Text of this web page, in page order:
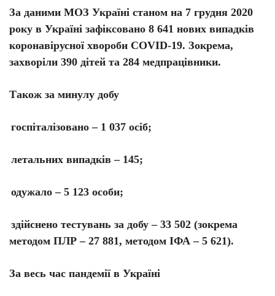
За даними МОЗ Україні станом на 7 грудня 2020
року в Україні зафіксовано 8 641 нових випадків
коронавірусної хвороби COVID-19. Зокрема,
захворіли 390 дітей та 284 медпрацівники.
Також за минулу добу
госпіталізовано – 1 037 осіб;
летальних випадків – 145;
одужало – 5 123 особи;
здійснено тестувань за добу – 33 502 (зокрема
методом ПЛР – 27 881, методом ІФА – 5 621).
За весь час пандемії в Україні